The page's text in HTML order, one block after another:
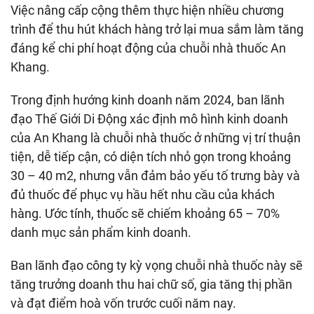
Việc nâng cấp cộng thêm thực hiện nhiều chương
trình để thu hút khách hàng trở lại mua sắm làm tăng
đáng kể chi phí hoạt động của chuỗi nhà thuốc An
Khang.
Trong định hướng kinh doanh năm 2024, ban lãnh
đạo Thế Giới Di Động xác định mô hình kinh doanh
của An Khang là chuỗi nhà thuốc ở những vị trí thuận
tiện, dễ tiếp cận, có diện tích nhỏ gọn trong khoảng
30 – 40 m2, nhưng vẫn đảm bảo yếu tố trưng bày và
đủ thuốc để phục vụ hầu hết nhu cầu của khách
hàng. Ước tính, thuốc sẽ chiếm khoảng 65 – 70%
danh mục sản phẩm kinh doanh.
Ban lãnh đạo công ty kỳ vọng chuỗi nhà thuốc này sẽ
tăng trưởng doanh thu hai chữ số, gia tăng thị phần
và đạt điểm hoà vốn trước cuối năm nay.